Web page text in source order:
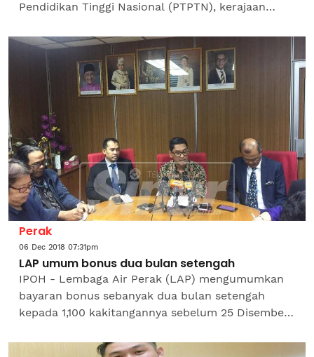
Pendidikan Tinggi Nasional (PTPTN), kerajaan
percuma Skim Simpanan...
Perak
06 Dec 2018 07:31pm
LAP umum bonus dua bulan setengah
IPOH - Lembaga Air Perak (LAP) mengumumkan
bayaran bonus sebanyak dua bulan setengah
kepada 1,100 kakitangannya sebelum 25 Disember
Azumu berkata,...